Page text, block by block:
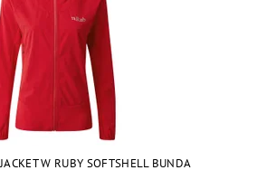
W RUBY SOFTSHELL BUNDA